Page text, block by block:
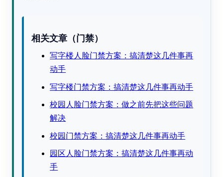
相关文章（门禁）
写字楼人脸门禁方案：搞清楚这几件事再
动手
写字楼门禁方案：搞清楚这几件事再动手
校园人脸门禁方案：做之前先把这些问题
解决
校园门禁方案：搞清楚这几件事再动手
园区人脸门禁方案：搞清楚这几件事再动
手